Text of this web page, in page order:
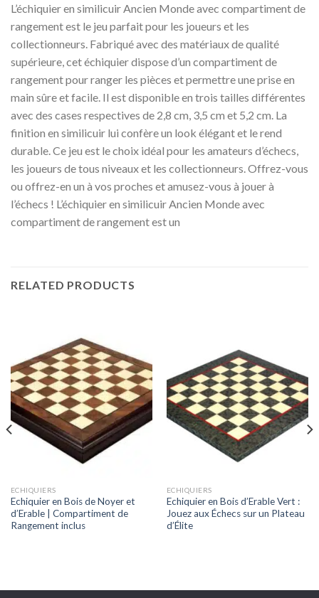
L’échiquier en similicuir Ancien Monde avec compartiment de
rangement est le jeu parfait pour les joueurs et les
collectionneurs. Fabriqué avec des matériaux de qualité
supérieure, cet échiquier dispose d’un compartiment de
rangement pour ranger les pièces et permettre une prise en
main sûre et facile. Il est disponible en trois tailles différentes
avec des cases respectives de 2,8 cm, 3,5 cm et 5,2 cm. La
finition en similicuir lui confère un look élégant et le rend
durable. Ce jeu est le choix idéal pour les amateurs d’échecs,
les joueurs de tous niveaux et les collectionneurs. Offrez-vous
ou offrez-en un à vos proches et amusez-vous à jouer à
l’échecs ! L’échiquier en similicuir Ancien Monde avec
compartiment de rangement est un
RELATED PRODUCTS
ECHIQUIERS
Echiquier en Bois de Noyer et
d’Erable | Compartiment de
Rangement inclus
ECHIQUIERS
Echiquier en Bois d’Erable Vert :
Jouez aux Échecs sur un Plateau
d’Élite